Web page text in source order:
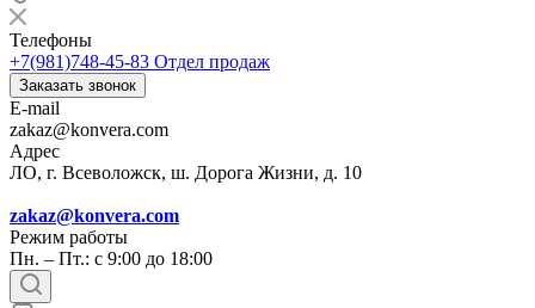
Телефоны
+7(981)748-45-83 Отдел продаж
Заказать звонок
E-mail
zakaz@konvera.com
Адрес
ЛО, г. Всеволожск, ш. Дорога Жизни, д. 10
zakaz@konvera.com
Режим работы
Пн. – Пт.: с 9:00 до 18:00